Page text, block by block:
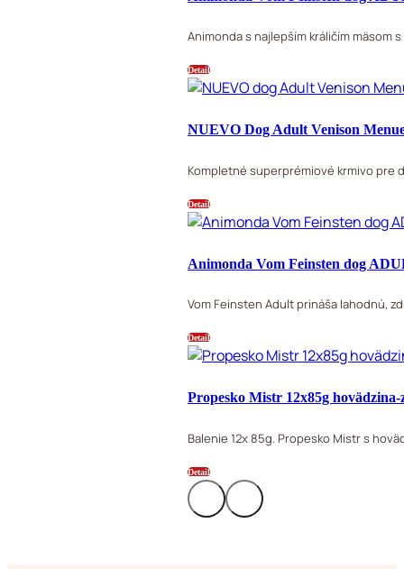
Animonda s najlepším králičím mäsom
Detail
NUEVO Dog Adult Venison
Kompletné superprémiové krmivo pre
Detail
Animonda Vom Feinsten dog
Vom Feinsten Adult prináša lahodnú,
Detail
Propesko Mistr 12x85g
Balenie 12x 85g. Propesko Mistr s
Detail